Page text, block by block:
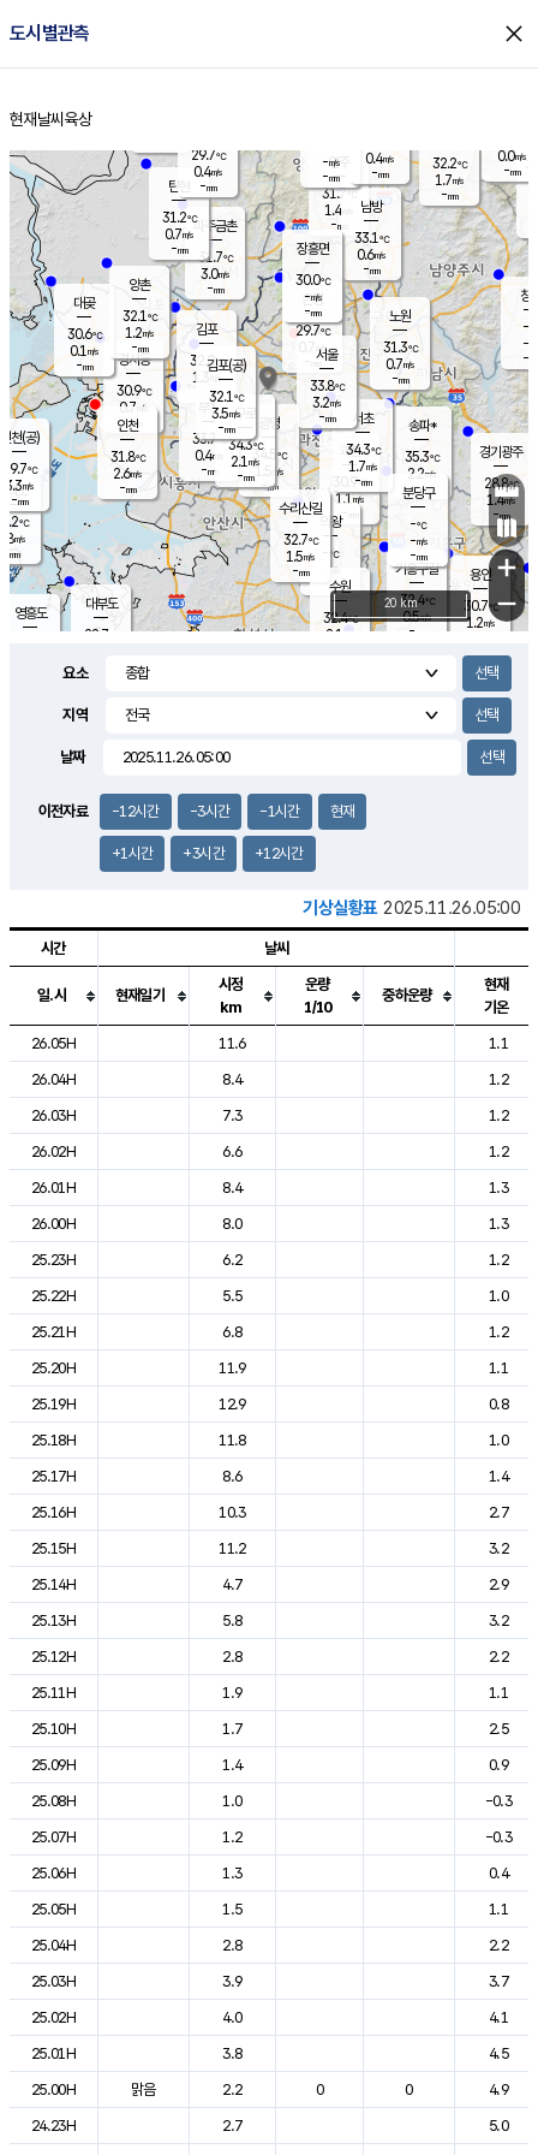
도시별관측 close
홈
현재날씨 육상
의도
℃
m/s
mm
영흥도
양주
31.7℃
1.4
-mm
과천
30.9℃
1.1m/s
- mm
용인
30.7℃
1.2m/s
경기광주
28.8℃
1.4m/s
-mm
1.7m/s
대부도
28.7
경서동
30.9℃
0.7 m/s
-mm
파주금촌
31.7℃
3.0m/s
-mm
32.2℃
1.7m/s
-mm
대곶
30.6℃
0.1 m/s
-mm
창
-
-m/
-
탄현
31.2℃
0.7m/s
-mm
0.0m/s
-mm
의왕
- ℃
m/s
mm
김포
32.0℃
1.3 m/s
mm
광명
34.5 ℃
1.5 m/s
-mm
부천
33.7℃
0.4m/s
-mm
양촌
32.1℃
1.2m/s
-mm
구로
34.3℃
2.1 m/s
-mm
은평
29.7℃
0.7 m/s
- mm
노원
31.3℃
0.7m/s
-mm
송파*
35.3℃
2.2m/s
-mm
서초
34.3℃
1.7m/s
-mm
남방
33.1℃
0.6m/s
-mm
기흥구갈
32.4℃
0.5m/s
-
수리산길
32.7℃
1.5m/s
-mm
분당구
-℃
-m/s
-mm
장흥면
30.0℃
-m/s
-mm
-m/s
-mm
인천(공)
29.7℃
3.3m/s
-mm
김포(공)
32.1℃
3.5m/s
-mm
수원
32.4℃
2.1 m/s
인천
31.8℃
2.6m/s
-mm
서울
33.8℃
3.2m/s
-mm
29.7℃
0.4m/s
-mm
0.4m/s
-mm
+
−
20 km
요소
지역
날짜
이전자료 -12시간 -3시간 -1시간 현재
+1시간 +3시간 +12시간
기상실황표 2025.11.26.05:00
도시별 기상실황표로 지점, 날씨, 기온, 강수, 바람, 기압등을 안내한 표입
시간 날씨
일.시 현재일기
시정
km
운량
1/10
중하운량
현재
기온
26.05H
11.6
1.1
26.04H
8.4
1.2
26.03H
7.3
1.2
26.02H
6.6
1.2
26.01H
8.4
1.3
26.00H
8.0
1.3
25.23H
6.2
1.2
25.22H
5.5
1.0
25.21H
6.8
1.2
25.20H
11.9
1.1
25.19H
12.9
0.8
25.18H
11.8
1.0
25.17H
8.6
1.4
25.16H
10.3
2.7
25.15H
11.2
3.2
25.14H
4.7
2.9
25.13H
5.8
3.2
25.12H
2.8
2.2
25.11H
1.9
1.1
25.10H
1.7
2.5
25.09H
1.4
0.9
25.08H
1.0
-0.3
25.07H
1.2
-0.3
25.06H
1.3
0.4
25.05H
1.5
1.1
25.04H
2.8
2.2
25.03H
3.9
3.7
25.02H
4.0
4.1
25.01H
3.8
4.5
25.00H
맑음 2.2 0 0
4.9
24.23H
2.7
5.0